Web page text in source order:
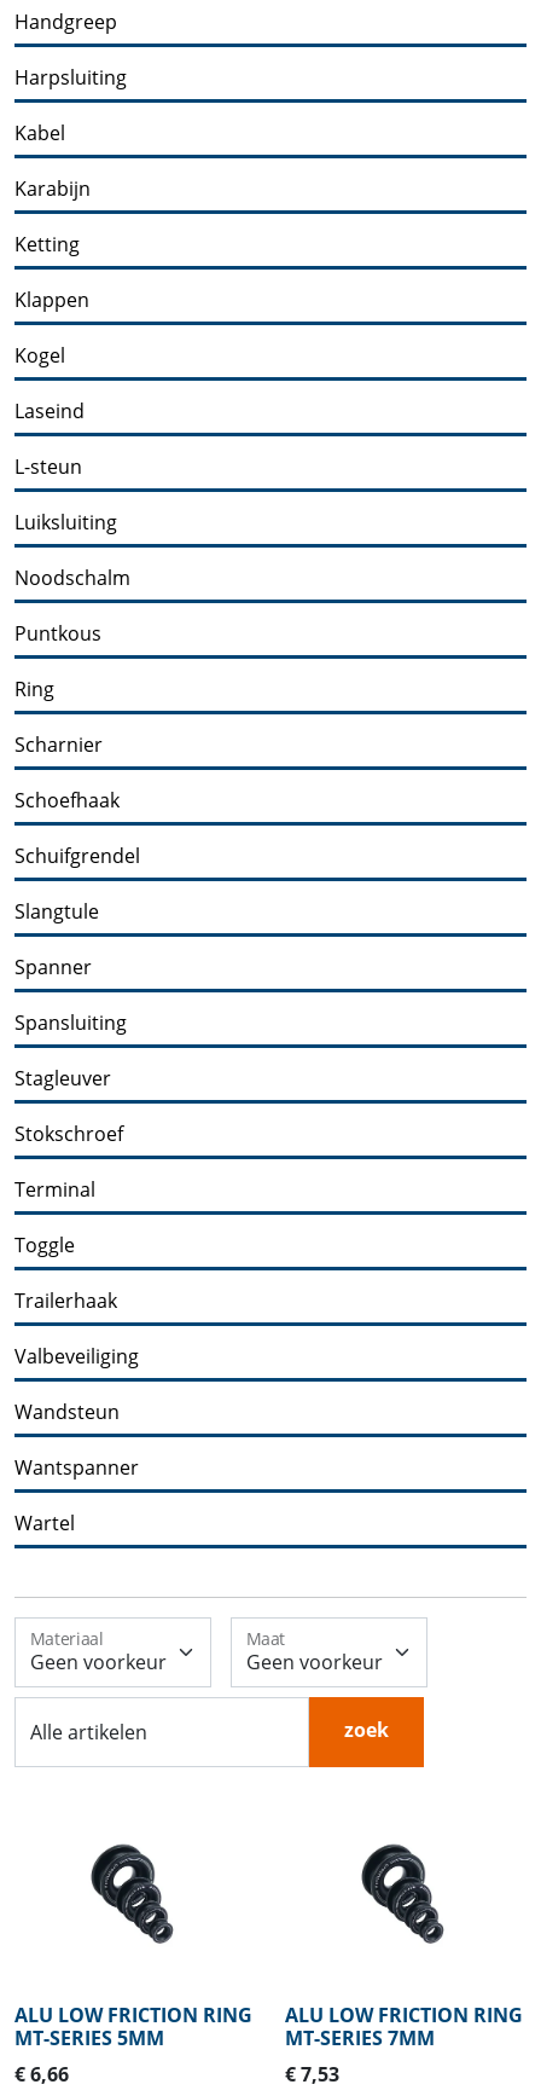
Handgreep
Harpsluiting
Kabel
Karabijn
Ketting
Klappen
Kogel
Laseind
L-steun
Luiksluiting
Noodschalm
Puntkous
Ring
Scharnier
Schoefhaak
Schuifgrendel
Slangtule
Spanner
Spansluiting
Stagleuver
Stokschroef
Terminal
Toggle
Trailerhaak
Valbeveiliging
Wandsteun
Wantspanner
Wartel
Materiaal Maat
Alle artikelen zoek
ALU LOW FRICTION RING
MT-SERIES 5MM
€ 6,66
ALU LOW FRICTION RING
MT-SERIES 7MM
€ 7,53